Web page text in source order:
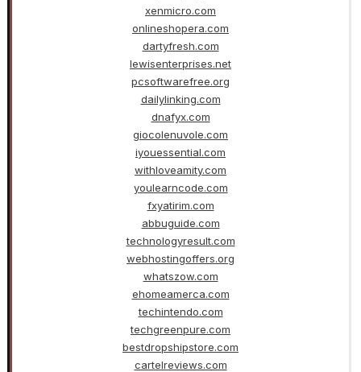
xenmicro.com
onlineshopera.com
dartyfresh.com
lewisenterprises.net
pcsoftwarefree.org
dailylinking.com
dnafyx.com
giocolenuvole.com
iyouessential.com
withloveamity.com
youlearncode.com
fxyatirim.com
abbuguide.com
technologyresult.com
webhostingoffers.org
whatszow.com
ehomeamerca.com
techintendo.com
techgreenpure.com
bestdropshipstore.com
cartelreviews.com